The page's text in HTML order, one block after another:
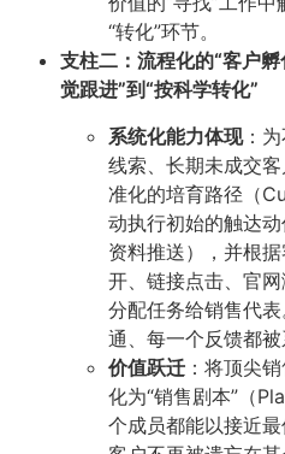
“转化”环节。
支柱二：流程化的“客户
觉跟进”到“按科学转化”
系统化能力体现：
线索、长期未成交
准化的培育路径（
动执行初始的触达动
资料推送），并根
开、链接点击、官网
分配任务给销售代
通、每一个反馈都被
价值跃迁 ：将顶尖
化为“销售剧本”（
个成员都能以接近最